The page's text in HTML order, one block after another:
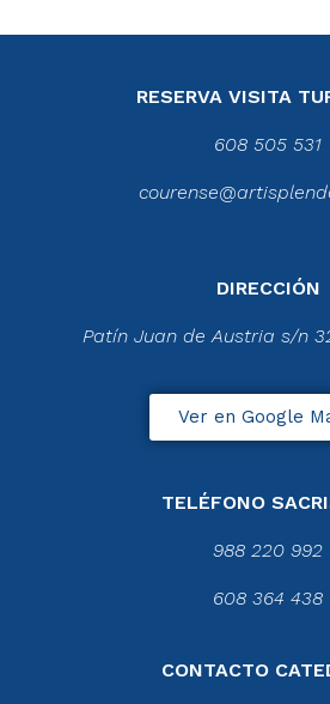
RESERVA VISITA
608 505 531
DIRECCIÓN
Patín Juan de Austria s/n
Ver en Google
TELÉFONO
988 220 992
608 364 438
CONTACTO